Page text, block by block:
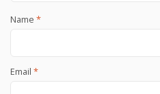
Name *
Email *